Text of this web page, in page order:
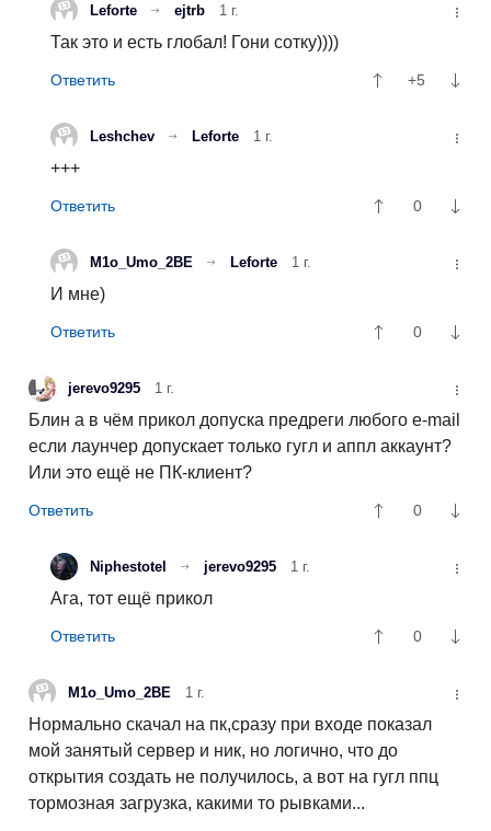
Leforte ejtrb 1 г.
Так это и есть глобал! Гони сотку))))
+5
Leshchev Leforte 1 г.
+++
0
M1o_Umo_2BE Leforte 1 г.
И мне)
0
jerevo9295 1 г.
Блин а в чём прикол допуска предреги любого e-mail
если лаунчер допускает только гугл и аппл аккаунт?
Или это ещё не ПК-клиент?
0
Niphestotel jerevo9295 1 г.
Ага, тот ещё прикол
0
M1o_Umo_2BE 1 г.
Нормально скачал на пк,сразу при входе показал
мой занятый сервер и ник, но логично, что до
открытия создать не получилось, а вот на гугл ппц
тормозная загрузка, какими то рывками...